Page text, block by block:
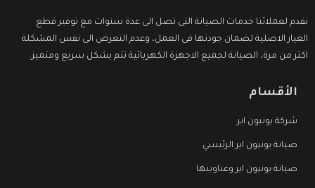
نقدم لعملائنا خدمات الصيانة التى تصل الى عدة سنوات مع توفير قطع
الغيار الاصلية لضمان جودتها فى العمل، وعدم التعرض الى نفس المشكلة
اكثر من مرة، الصيانة لجميع الاجهزة الكهربائية تتم بشكل سريع ومتميز.
الأقسام
شركة يونيون اير
صيانة يونيون اير الرئيسي
صيانة يونيون اير وعناوينها